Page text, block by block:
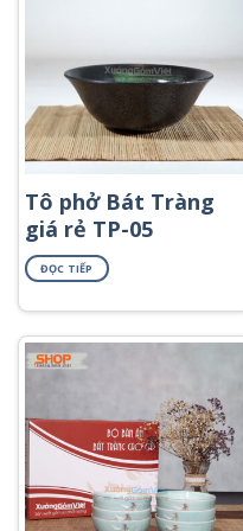
Tô phở Bát Tràng
giá rẻ TP-05
ĐỌC TIẾP